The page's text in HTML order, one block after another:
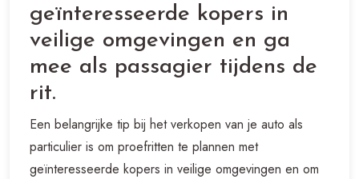
geïnteresseerde kopers in
veilige omgevingen en ga
mee als passagier tijdens de
rit.
Een belangrijke tip bij het verkopen van je auto als
particulier is om proefritten te plannen met
geïnteresseerde kopers in veilige omgevingen en om